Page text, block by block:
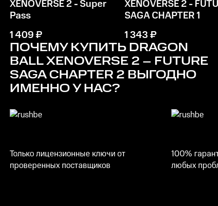
4 ГБ ОЗУ
Место на диске
2 ГБ
XENOVERSE 2 - Super
Pass
1 409₽
XENOVERSE 2 -
SAGA CHAPTER 1
1 343₽
ПОЧЕМУ КУПИТЬ DRAGON
BALL XENOVERSE 2 – FUTURE
SAGA CHAPTER 2 ВЫГОДНО
ИМЕННО У НАС?
Только лицензионные ключи от
проверенных поставщиков
100%
любых